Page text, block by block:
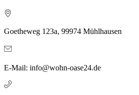
Goetheweg 123a, 99974 Mühlhausen
E-Mail: info@wohn-oase24.de